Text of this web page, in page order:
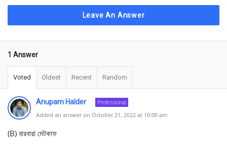
Leave An Answer
1 Answer
Voted Oldest Recent Random
Anupam Halder
Professional
Added an answer on October 21, 2022 at 10:00 am
(B) বারবারা মেটকাফ